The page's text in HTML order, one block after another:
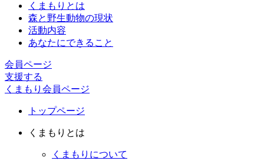
くまもりとは
森と野生動物の現状
活動内容
あなたにできること
会員ページ
支援する
くまもり会員ページ
トップページ
くまもりとは
くまもりについて